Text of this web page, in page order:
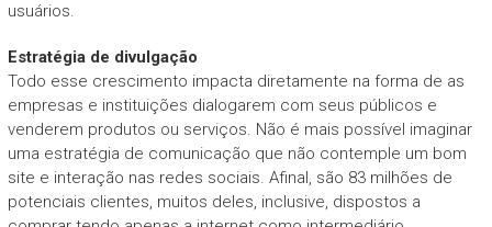
usuários.
Estratégia de divulgação
Todo esse crescimento impacta diretamente na forma de as
empresas e instituições dialogarem com seus públicos e
venderem produtos ou serviços. Não é mais possível imaginar
uma estratégia de comunicação que não contemple um bom
site e interação nas redes sociais. Afinal, são 83 milhões de
potenciais clientes, muitos deles, inclusive, dispostos a